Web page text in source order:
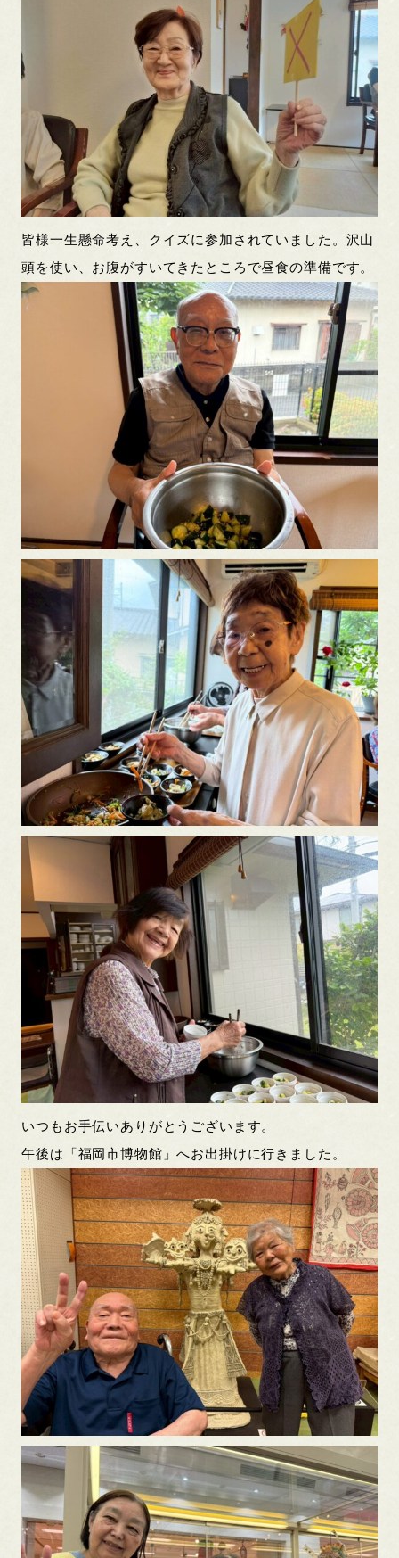
皆様一生懸命考え、クイズに参加されていました。沢山
頭を使い、お腹がすいてきたところで昼食の準備です。
いつもお手伝いありがとうございます。
午後は「福岡市博物館」へお出掛けに行きました。